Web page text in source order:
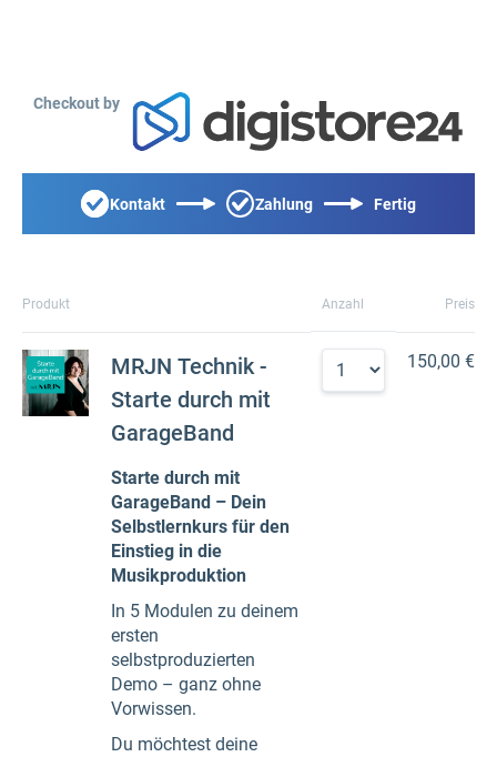
Checkout by
Kontakt Zahlung Fertig
Produkt Anzahl Preis
MRJN Technik -
Starte durch mit
GarageBand
Starte durch mit
GarageBand – Dein
Selbstlernkurs für den
Einstieg in die
Musikproduktion
In 5 Modulen zu deinem
ersten
selbstproduzierten
Demo – ganz ohne
Vorwissen.
Du möchtest deine
150,00 €